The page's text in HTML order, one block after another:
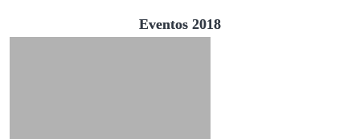
Eventos 2018